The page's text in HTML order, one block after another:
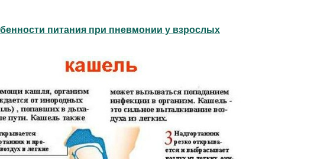
питания при пневмонии у взрослых